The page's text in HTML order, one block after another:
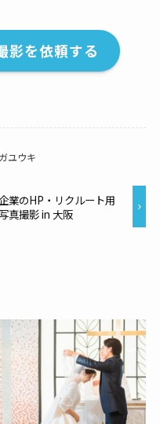
を依頼する
ユウキ
企業のHP・リクルート用
写真撮影 in 大阪